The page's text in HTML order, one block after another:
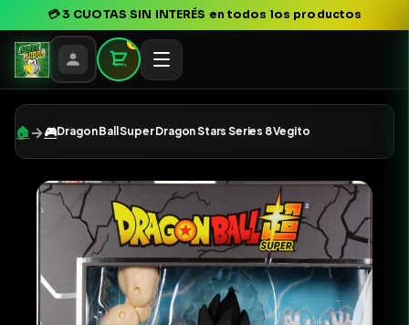
💳3 CUOTAS SIN INTERÉS en todos los productos
0
🏠 →🎮Dragon Ball Super Dragon Stars Series 8 Vegito